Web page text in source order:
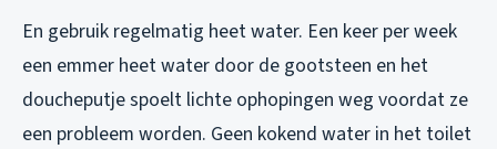
En gebruik regelmatig heet water. Een keer per week
een emmer heet water door de gootsteen en het
doucheputje spoelt lichte ophopingen weg voordat ze
een probleem worden. Geen kokend water in het toilet